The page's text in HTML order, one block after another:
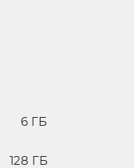
6 ГБ
128 ГБ